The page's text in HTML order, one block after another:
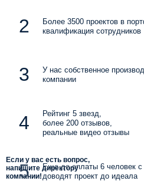
Более 3500 проектов в
квалификация сотрудников
У нас собственное
компании
Рейтинг 5 звезд,
более 200 отзывов,
реальные видео отзывы
Еще до оплаты 6 человек с
доводят проект до идеала
Если у вас есть вопрос,
напишите директору
компании!